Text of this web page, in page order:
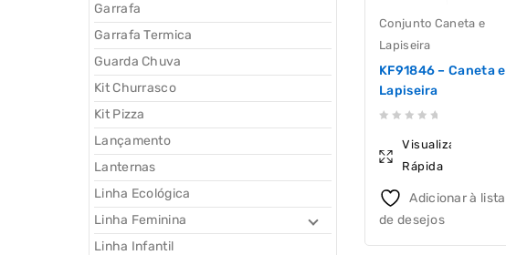
Conjunto Caneta e
Lapiseira
KF91846 – Caneta e
Lapiseira
Visualização
Rápida
Adicionar à lista
de desejos
Garrafa
Garrafa Termica
Guarda Chuva
Kit Churrasco
Kit Pizza
Lançamento
Lanternas
Linha Ecológica
Linha Feminina
Linha Infantil